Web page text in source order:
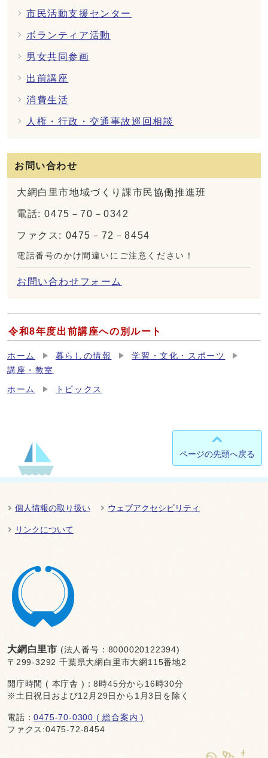
市民活動支援センター
ボランティア活動
男女共同参画
出前講座
消費生活
人権・行政・交通事故巡回相談
お問い合わせ
大網白里市地域づくり課市民協働推進班
電話: 0475－70－0342
ファクス: 0475－72－8454
電話番号のかけ間違いにご注意ください！
お問い合わせフォーム
令和8年度出前講座への別ルート
ホーム 暮らしの情報
学習・文化・スポーツ
講座・教室
ホーム トピックス
ページの先頭へ戻る
個人情報の取り扱い ウェブアクセシビリティ
リンクについて
大網白里市 (法人番号：8000020122394)
〒299-3292 千葉県大網白里市大網115番地2
開庁時間 ( 本庁舎 )：8時45分から16時30分
※土日祝日および12月29日から1月3日を除く
電話：0475-70-0300 ( 総合案内 )
ファクス:0475-72-8454